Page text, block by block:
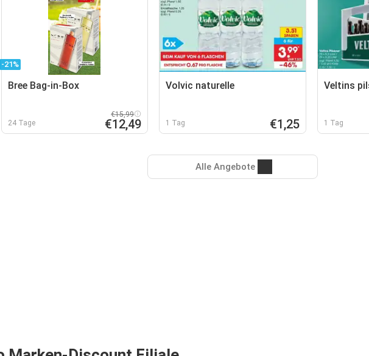
-21%
Bree Bag-in-Box
24 Tage
€15,99
€12,49
Volvic naturelle
1 Tag €1,25
Veltins
1 Tag
Alle Angebote